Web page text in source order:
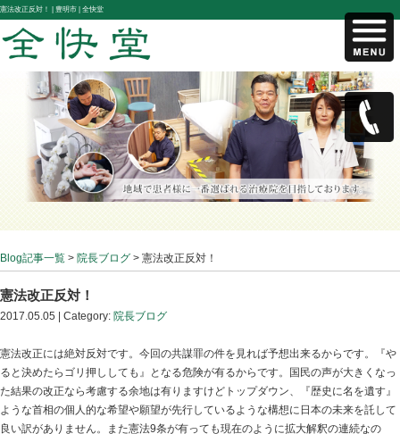
憲法改正反対！ |豊明市 | 全快堂
Blog記事一覧>院長ブログ> 憲法改正反対！
憲法改正反対！